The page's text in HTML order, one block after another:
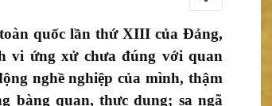
chí
quốc lần thứ XIII của Đảng,
vi ứng xử chưa đúng với quan
nghề nghiệp của mình, thậm
bàng quan, thực dụng; sa ngã